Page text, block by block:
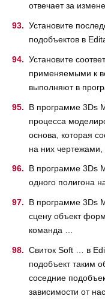
отвечает за
Установите
подобъектов в
Установите
применяемыми к
выполняют в
В программе 3Ds
процесса
основа, которая
на них
В программе 3Ds
одного полигона
В программе 3Ds
сцену объект
команда …
Свиток Soft … в
подобъект таким
соседние
зависимости от